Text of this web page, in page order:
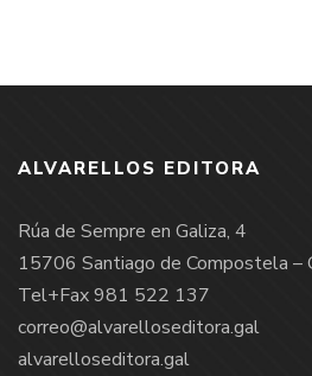
ALVARELLOS EDITORA
Rúa de Sempre en Galiza, 4
15706 Santiago de Compostela –
Tel+Fax 981 522 137
correo@alvarelloseditora.gal
alvarelloseditora.gal